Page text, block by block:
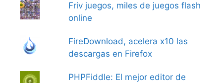
Friv juegos, miles de juegos flash
online
FireDownload, acelera x10 las
descargas en Firefox
PHPFiddle: El mejor editor de